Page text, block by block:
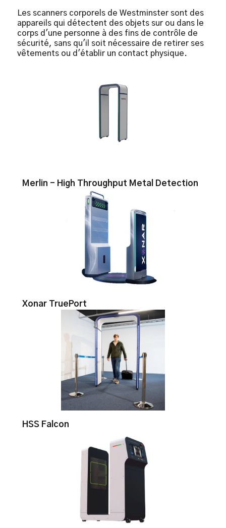
Les scanners corporels de Westminster sont des
appareils qui détectent des objets sur ou dans le
corps d'une personne à des fins de contrôle de
sécurité, sans qu'il soit nécessaire de retirer ses
vêtements ou d'établir un contact physique.
Merlin - High Throughput Metal Detection
Xonar TruePort
HSS Falcon